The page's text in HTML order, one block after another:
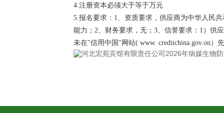
4.注册资本必须大于等于万元
5.报名要求：1、资质要求，供应商为中华人民
能力；2、财务要求，无；3、信誉要求：1）供
未在"信用中国"网站( www. creditchina.gov.on）